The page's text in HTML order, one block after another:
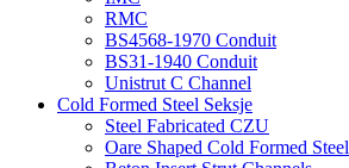
RMC
BS4568-1970 Conduit
BS31-1940 Conduit
Unistrut C Channel
Cold Formed Steel Seksje
Steel Fabricated CZU
Oare Shaped Cold Formed Steel